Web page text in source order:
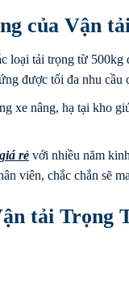
của Vận
tải trọng từ 500kg
được tối đa nhu cầu
xe nâng, hạ tại kho
giá rẻvới nhiều năm
viên, chắc chắn sẽ
tải Trọng